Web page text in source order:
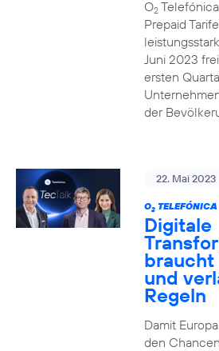
O2
Prepaid
Juni 2023
ersten
der
22. Mai 2023
O2TELEFÓNICA
Digitale
braucht
und
Regeln
Damit
den